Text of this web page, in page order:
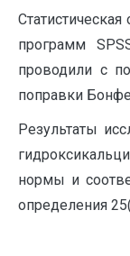
программ
проводили с
поправки
Результаты
нормы и
определения